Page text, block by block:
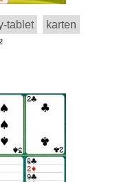
tablet karten